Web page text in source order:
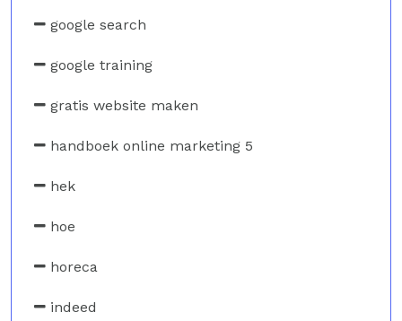
google search
google training
gratis website maken
handboek online marketing 5
hek
hoe
horeca
indeed